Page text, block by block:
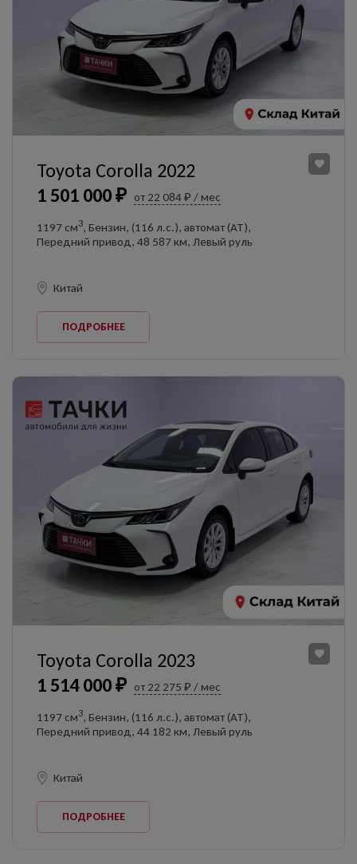
1 501 000 ₽ от 22 084 ₽ / мес
Toyota Corolla 2022
1197 см3, Бензин, (116 л.с.), автомат (AT),
Передний привод, 48 587 км, Левый руль
Китай
ПОДРОБНЕЕ
1 514 000 ₽ от 22 275 ₽ / мес
Toyota Corolla 2023
1197 см3, Бензин, (116 л.с.), автомат (AT),
Передний привод, 44 182 км, Левый руль
Китай
ПОДРОБНЕЕ